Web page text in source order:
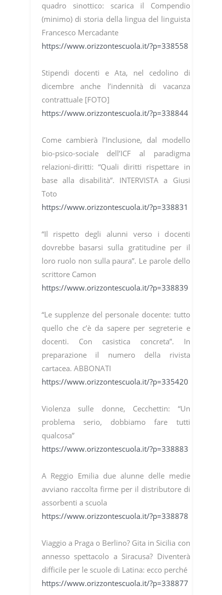
quadro sinottico: scarica il Compendio
(minimo) di storia della lingua del linguista
Francesco Mercadante
https://www.orizzontescuola.it/?p=338558
Stipendi docenti e Ata, nel cedolino di
dicembre anche l’indennità di vacanza
contrattuale [FOTO]
https://www.orizzontescuola.it/?p=338844
Come cambierà l’Inclusione, dal modello
bio-psico-sociale dell’ICF al paradigma
relazioni-diritti: “Quali diritti rispettare in
base alla disabilità”. INTERVISTA a Giusi
Toto
https://www.orizzontescuola.it/?p=338831
“Il rispetto degli alunni verso i docenti
dovrebbe basarsi sulla gratitudine per il
loro ruolo non sulla paura”. Le parole dello
scrittore Camon
https://www.orizzontescuola.it/?p=338839
“Le supplenze del personale docente: tutto
quello che c’è da sapere per segreterie e
docenti. Con casistica concreta”. In
preparazione il numero della rivista
cartacea. ABBONATI
https://www.orizzontescuola.it/?p=335420
Violenza sulle donne, Cecchettin: “Un
problema serio, dobbiamo fare tutti
qualcosa”
https://www.orizzontescuola.it/?p=338883
A Reggio Emilia due alunne delle medie
avviano raccolta firme per il distributore di
assorbenti a scuola
https://www.orizzontescuola.it/?p=338878
Viaggio a Praga o Berlino? Gita in Sicilia con
annesso spettacolo a Siracusa? Diventerà
difficile per le scuole di Latina: ecco perché
https://www.orizzontescuola.it/?p=338877